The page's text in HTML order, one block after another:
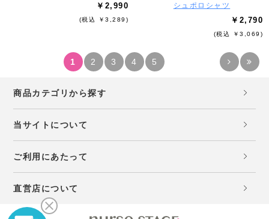
￥2,990
(税込 ￥3,289)
シュポロシャツ
￥2,790
(税込 ￥3,069)
1 2 3 4 5
商品カテゴリから探す
当サイトについて
ご利用にあたって
直営店について